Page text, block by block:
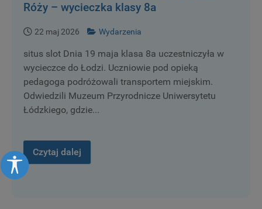
Róży – wycieczka klasy 8a
22 maj 2026 Wydarzenia
situs slot Dnia 19 maja klasa 8a uczestniczyła w
wycieczce do Łodzi. Uczniowie pod opieką
pedagoga podróżowali transportem miejskim.
Odwiedzili Muzeum Przyrodnicze Uniwersytetu
Łódzkiego, gdzie...
Czytaj dalej